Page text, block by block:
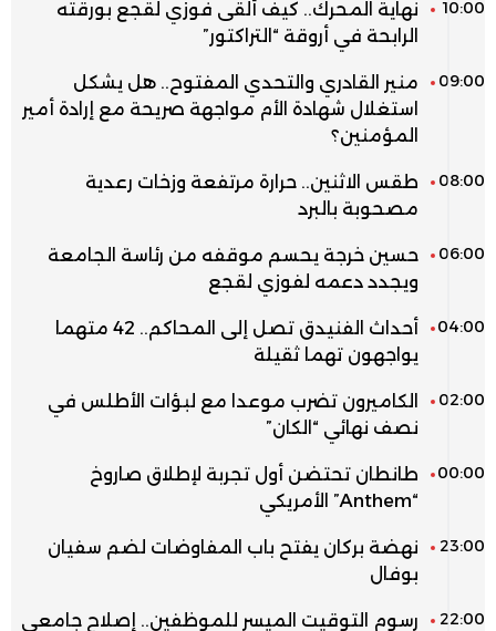
10:00
نهاية المحرك.. كيف ألقى فوزي لقجع بورقته
الرابحة في أروقة “التراكتور”
09:00
منير القادري والتحدي المفتوح.. هل يشكل
استغلال شهادة الأم مواجهة صريحة مع إرادة أمير
المؤمنين؟
08:00
طقس الاثنين.. حرارة مرتفعة وزخات رعدية
مصحوبة بالبرد
06:00
حسين خرجة يحسم موقفه من رئاسة الجامعة
ويجدد دعمه لفوزي لقجع
04:00
أحداث الفنيدق تصل إلى المحاكم.. 42 متهما
يواجهون تهما ثقيلة
02:00
الكاميرون تضرب موعدا مع لبؤات الأطلس في
نصف نهائي “الكان”
00:00
طانطان تحتضن أول تجربة لإطلاق صاروخ
“Anthem” الأمريكي
23:00
نهضة بركان يفتح باب المفاوضات لضم سفيان
بوفال
22:00
رسوم التوقيت الميسر للموظفين.. إصلاح جامعي